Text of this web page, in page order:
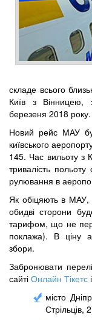
складе всього
Київ з Вінницею,
березеня 2018 року.
Новий рейс МАУ
київського
145. Час вильоту з
тривалість
рулювання в
Як обіцяють в МАУ,
обидві сторони
тарифом, що не
поклажа). В ціну
збори.
Забронювати
сайті Онлайн Тікетс
місто
Стрільців,